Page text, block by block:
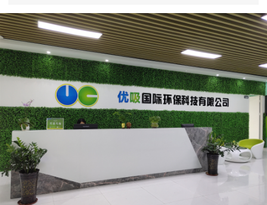
专利保护优势、双甲资质
企业（“室内环境净化治理
甲级施工资质”“室内环境
污染治理资质等级证
书”）、拥有多名高级《环
境工程高级工程师》室内
空气治理资格认证的治理
人员、掌握室内空气净化
治理实用技术和五项专利
技术、八项计算机软件著
作权登记证书等。研发实